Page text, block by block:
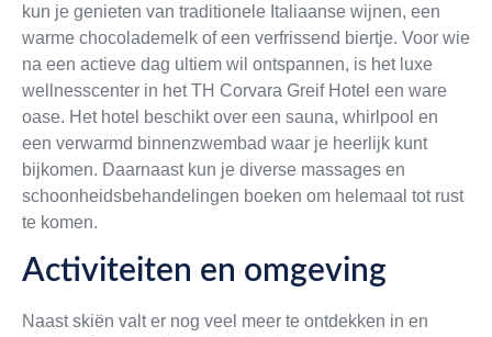
kun je genieten van traditionele Italiaanse wijnen, een
warme chocolademelk of een verfrissend biertje. Voor wie
na een actieve dag ultiem wil ontspannen, is het luxe
wellnesscenter in het TH Corvara Greif Hotel een ware
oase. Het hotel beschikt over een sauna, whirlpool en
een verwarmd binnenzwembad waar je heerlijk kunt
bijkomen. Daarnaast kun je diverse massages en
schoonheidsbehandelingen boeken om helemaal tot rust
te komen.
Activiteiten en omgeving
Naast skiën valt er nog veel meer te ontdekken in en